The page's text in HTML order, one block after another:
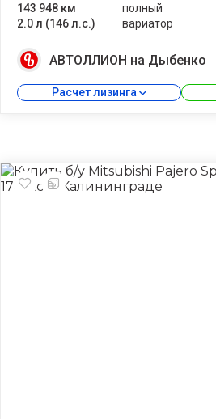
143 948 км
2.0 л (146 л.с.)
полный
вариатор
АВТОЛЛИОН на Дыбенко
Расчет лизинга